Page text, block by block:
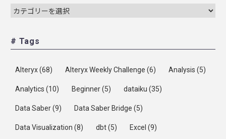
# Tags
Alteryx(68) Alteryx Weekly Challenge (6) Analysis (5)
Analytics (10) Beginner(5) dataiku (35)
Data Saber(9) Data Saber Bridge (5)
Data Visualization (8) dbt(5) Excel (9)